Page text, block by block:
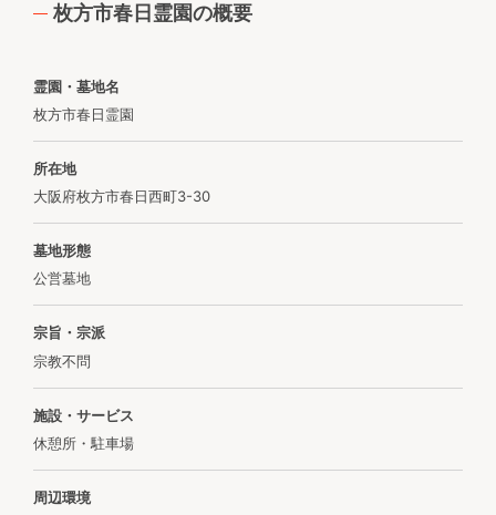
枚方市春日霊園の概要
霊園・墓地名
枚方市春日霊園
所在地
大阪府枚方市春日西町3-30
墓地形態
公営墓地
宗旨・宗派
宗教不問
施設・サービス
休憩所・駐車場
周辺環境